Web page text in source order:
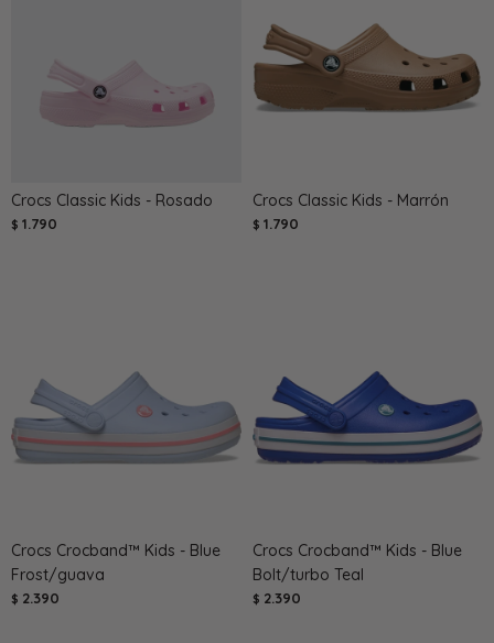
Crocs Classic Kids - Rosado
$ 1.790
Crocs Classic Kids - Marrón
$ 1.790
Crocs Crocband™ Kids - Blue
Frost/guava
$ 2.390
Crocs Crocband™ Kids - Blue
Bolt/turbo Teal
$ 2.390